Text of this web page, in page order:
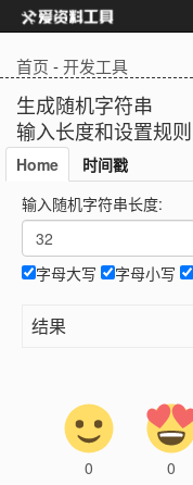
首页 -开发工具
生成随机字符串
输入长度和设置规
Home
时间戳
输入随机字符串长度:
字母大写 字母小写
结果
0 0